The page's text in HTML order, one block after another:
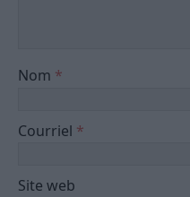
Nom *
Courriel *
Site web